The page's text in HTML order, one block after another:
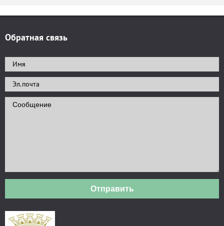
Обратная связь
Отправить